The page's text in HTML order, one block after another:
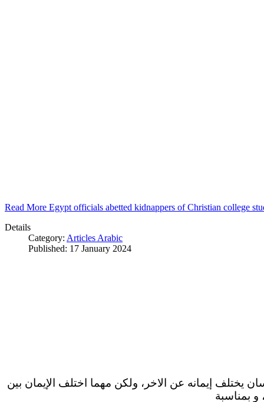
Read More Egypt officials abetted kidnappers of Christian college
Details
Category: Articles Arabic
Published: 17 January 2024
يختلف إيمانه عن الاخر، ولكن مهما اختلف الإيمان بين
و بمناسبة